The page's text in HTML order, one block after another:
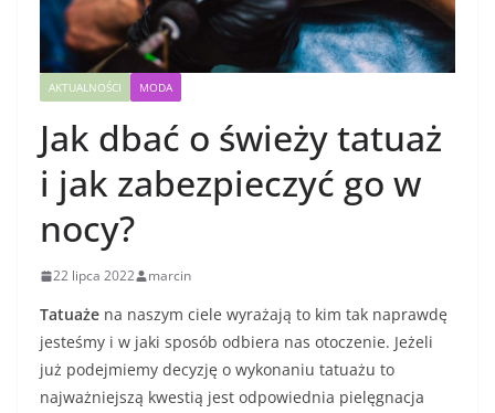
AKTUALNOŚCI MODA
Jak dbać o świeży tatuaż
i jak zabezpieczyć go w
nocy?
22 lipca 2022 marcin
Tatuaże na naszym ciele wyrażają to kim tak naprawdę
jesteśmy i w jaki sposób odbiera nas otoczenie. Jeżeli
już podejmiemy decyzję o wykonaniu tatuażu to
najważniejszą kwestią jest odpowiednia pielęgnacja